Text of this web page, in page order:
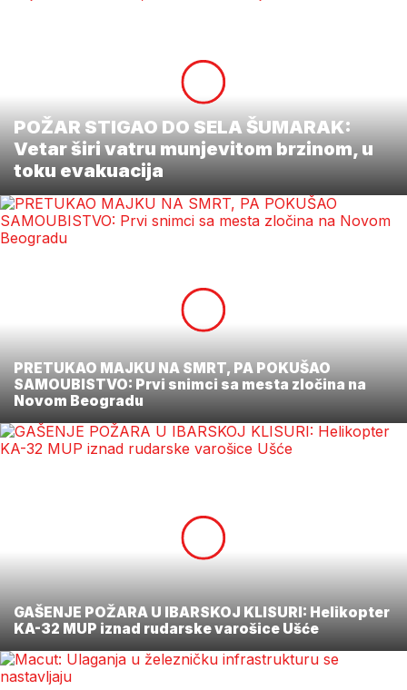
POŽAR STIGAO DO SELA ŠUMARAK:
Vetar širi vatru munjevitom brzinom, u
toku evakuacija
PRETUKAO MAJKU NA SMRT, PA POKUŠAO
SAMOUBISTVO: Prvi snimci sa mesta zločina na
Novom Beogradu
GAŠENJE POŽARA U IBARSKOJ KLISURI: Helikopter
KA-32 MUP iznad rudarske varošice Ušće